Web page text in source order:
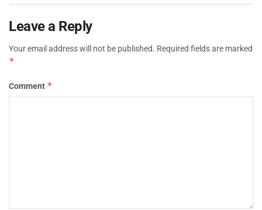
Leave a Reply
Your email address will not be published. Required fields are marked
*
Comment *